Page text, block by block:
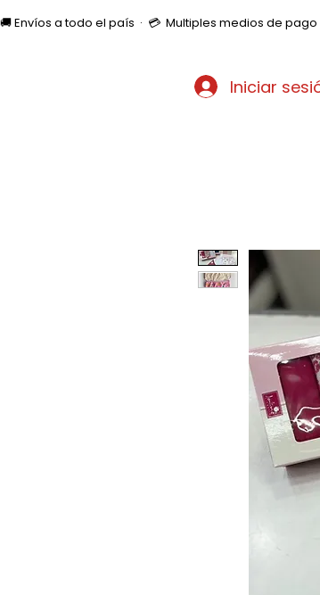
🚚 Envíos a todo el país  ·  💳  Multiples medios de
Iniciar